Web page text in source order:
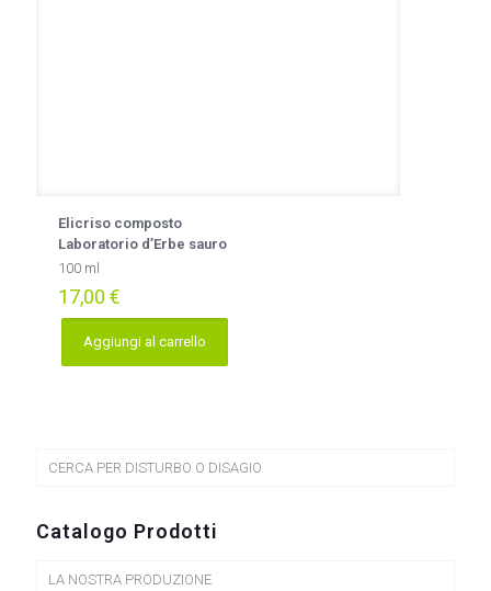
Elicriso composto
Laboratorio d’Erbe sauro
100 ml
17,00 €
Aggiungi al carrello
CERCA PER DISTURBO O DISAGIO
Catalogo Prodotti
LA NOSTRA PRODUZIONE